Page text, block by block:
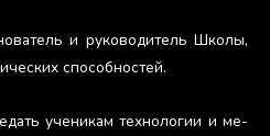
и ру­ково­дитель Шко­лы,
спо­соб­ностей.
уче­никам тех­но­логии и ме­